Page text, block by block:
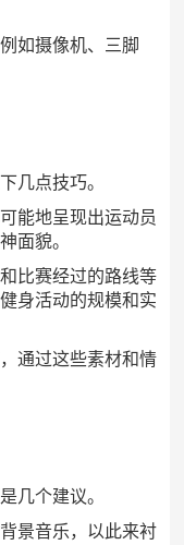
如摄像机、三脚
几点技巧。
能地呈现出运动员
面貌。
比赛经过的路线等
身活动的规模和实
通过这些素材和情
几个建议。
景音乐，以此来衬